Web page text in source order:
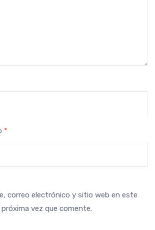
*
correo electrónico y sitio web en este
vez que comente.